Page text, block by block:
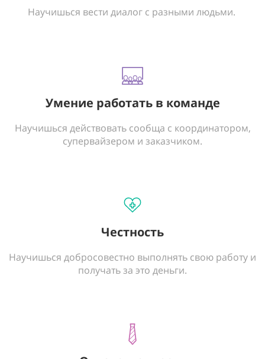
Научишься вести диалог с разными людьми.
Умение работать в команде
Научишься действовать сообща с координатором,
супервайзером и заказчиком.
Честность
Научишься добросовестно выполнять свою работу и
получать за это деньги.